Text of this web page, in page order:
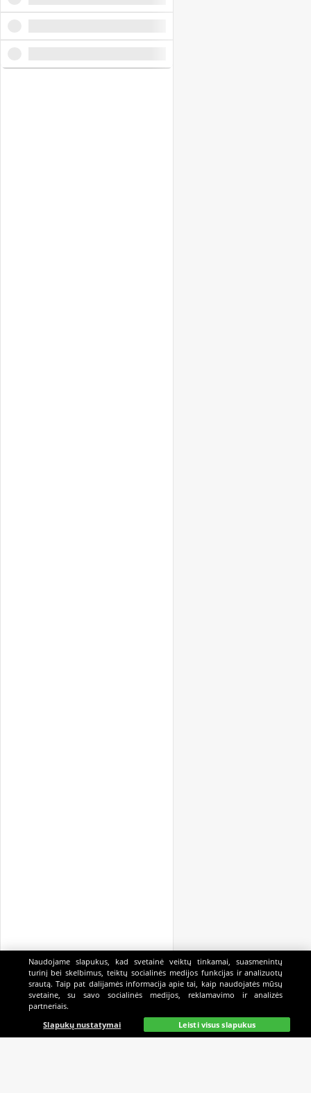
Pagrindinis Gyvai Paieška Mano Kazino
Naudojame slapukus, kad svetainė veiktų tinkamai, suasmenintų
turinį bei skelbimus, teiktų socialinės medijos funkcijas ir analizuotų
srautą. Taip pat dalijamės informacija apie tai, kaip naudojatės mūsų
svetaine, su savo socialinės medijos, reklamavimo ir analizės
partneriais.
Slapukų nustatymai
Leisti visus slapukus